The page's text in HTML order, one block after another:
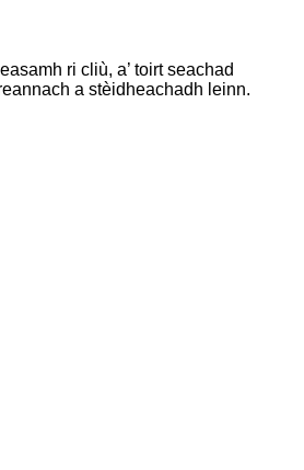
ri cliù, a’ toirt seachad
a stèidheachadh leinn.